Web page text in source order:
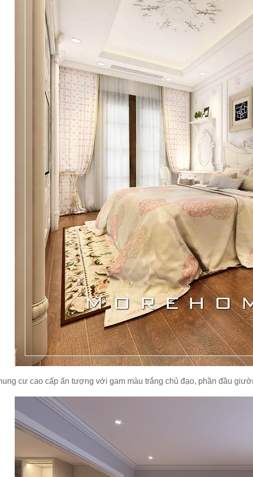
cư cao cấp ấn tượng với gam màu trắng chủ đạo, phần đầu